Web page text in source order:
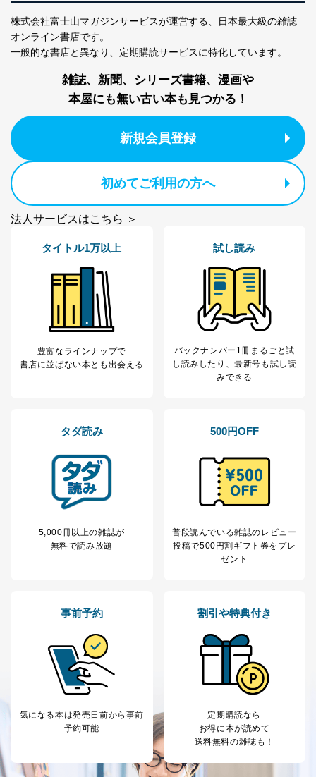
改訂：2025年2月20日
制定：2005年4月1日
株式会社富士山マガジンサービス
代表取締役会長 西野 伸一郎
１．個人情報保護管理者
当社は以下の個人情報保護管理者を設置し、個人情報保
護管理者の責任のもと、個人情報を取得・アクセス・利
用・提供・管理いたします。
株式会社富士山マガジンサービス
個人情報保護管理者: 経営管理グループディレクター 前
田 嘉也
２．利用目的
当社が取り扱う開示対象個人情報の利用目的は次のとお
個人情報の種類 利用目的
当社の定期購読サ
購入商品の配送のため
ｅメール等による商品、サービ
ス、キャンペーン等の広告の案内
応じた新商品・サービスに関する
当社にお問合わせ
いただいた方の個
人情報
お問い合わせ対応、トラブル対
処、オペレーター教育など応対品
当社カスタマーQ＆
カスタマーQ＆Aサイトの投稿内容
ｅメール等によるカスタマーQ＆A
サイトのサービス内容のご案内の
採用応募者の方の
採用選考、ご連絡のため
当社の従業者の個
人情報
人事、総務などの雇用管理等のた
パートナー（提携
企業）からの委託
により当社の
等をご利用の方の
個人情報
提携企業及びお客様がご購入され
た商品の発売元企業からのｅメー
サービス、キャンペーン等の広告
に関するご案内のため
当社のサービス利用状況の把握お
よびその分析のため
お問い合わせ対応、トラブル対
株式会社富士山マガジンサービスが運営する、
日本最大級の雑誌
オンライン書店です。
一般的な書店と異なり、 定期購読サービスに特化しています。
雑誌、新聞、シリーズ書籍、漫画や
本屋にも無い古い本も見つかる！
新規会員登録
初めてご利用の方へ
法人サービスはこちら ＞
タイトル1万以上
豊富なラインナップで
書店に並ばない本とも出会える
試し読み
バックナンバー1冊まるごと試
し読み したり、最新号も試し読
みできる
タダ読み
5,000冊以上の雑誌が
無料で読み放題
500円OFF
普段読んでいる雑誌のレビュー
投稿で500円割ギフト券をプレ
ゼント
事前予約
気になる本は発売日前から事前
予約可能
割引や特典付き
定期購読なら
お得に本が読めて
送料無料の雑誌も！